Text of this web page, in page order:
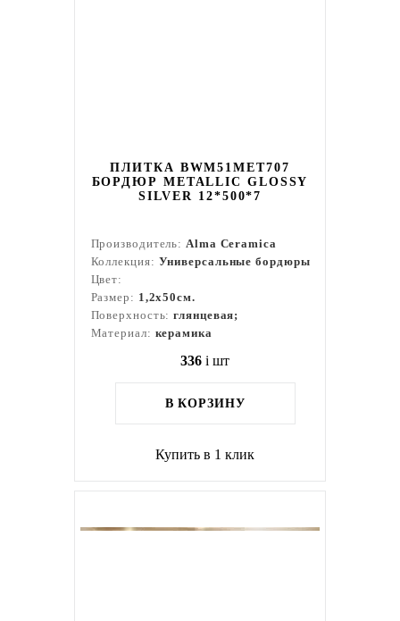
ПЛИТКА BWM51MET707
БОРДЮР METALLIC GLOSSY
SILVER 12*500*7
Производитель:Alma Ceramica
Коллекция: Универсальные бордюры
Цвет:
Размер: 1,2x50см.
Поверхность:глянцевая;
Материал: керамика
336 i шт
В КОРЗИНУ
Купить в 1 клик